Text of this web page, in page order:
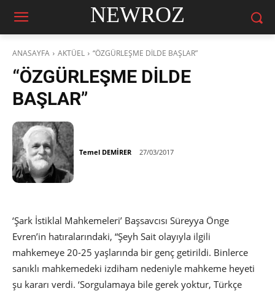
NEWROZ
ANASAYFA AKTÜEL “ÖZGÜRLEŞME DİLDE BAŞLAR”
“ÖZGÜRLEŞME DİLDE
BAŞLAR”
Temel DEMİRER 27/03/2017
‘Şark İstiklal Mahkemeleri’ Başsavcısı Süreyya Önge
Evren’in hatıralarındaki, “Şeyh Sait olayıyla ilgili
mahkemeye 20-25 yaşlarında bir genç getirildi. Binlerce
sanıklı mahkemedeki izdiham nedeniyle mahkeme heyeti
şu kararı verdi. ‘Sorgulamaya bile gerek yoktur, Türkçe